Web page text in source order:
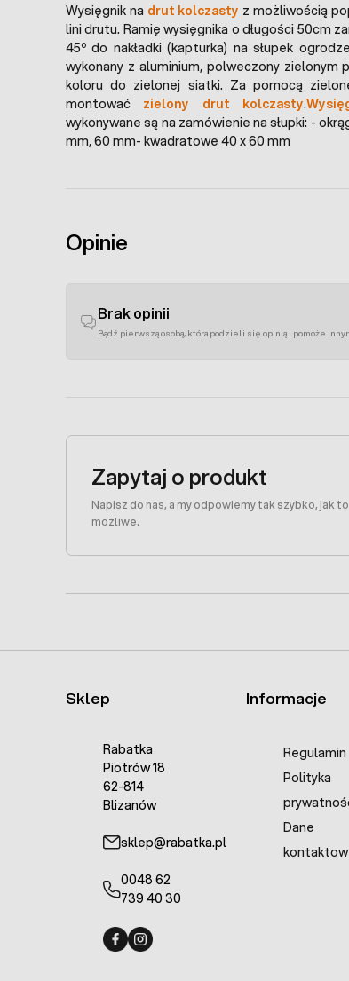
Wysięgnik na drut kolczasty z możliwością
lini drutu. Ramię wysięgnika o długości 50cm
45o do nakładki (kapturka) na słupek
wykonany z aluminium, polweczony zielonym
koloru do zielonej siatki. Za pomocą
montować zielony drut kolczasty.
wykonywane są na zamówienie na słupki: -
mm, 60 mm- kwadratowe 40 x 60 mm
Opinie
Brak opinii
Bądź pierwszą osobą, która podzieli się opinią i pomoże
Zapytaj o produkt
Napisz do nas, a my odpowiemy tak szybko, jak to
możliwe.
Sklep
Rabatka
Piotrów 18
62-814
Blizanów
sklep@rabatka.pl
0048 62
739 40 30
Informacje
Regulamin
Polityka
Dane